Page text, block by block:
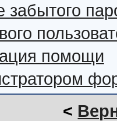
забытого
помощи
<